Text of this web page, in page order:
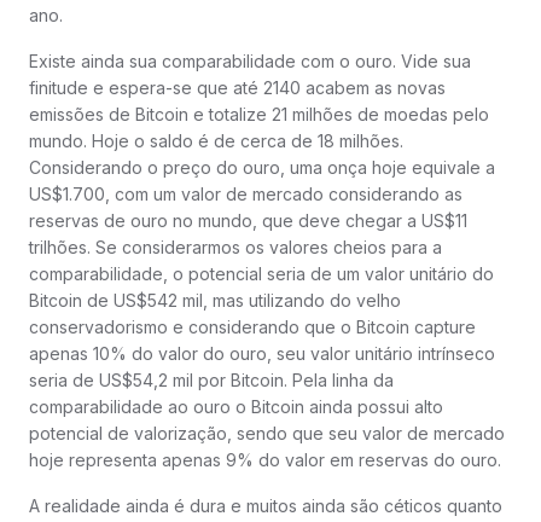
ano.
Existe ainda sua comparabilidade com o ouro. Vide sua
finitude e espera-se que até 2140 acabem as novas
emissões de Bitcoin e totalize 21 milhões de moedas pelo
mundo. Hoje o saldo é de cerca de 18 milhões.
Considerando o preço do ouro, uma onça hoje equivale a
US$1.700, com um valor de mercado considerando as
reservas de ouro no mundo, que deve chegar a US$11
trilhões. Se considerarmos os valores cheios para a
comparabilidade, o potencial seria de um valor unitário do
Bitcoin de US$542 mil, mas utilizando do velho
conservadorismo e considerando que o Bitcoin capture
apenas 10% do valor do ouro, seu valor unitário intrínseco
seria de US$54,2 mil por Bitcoin. Pela linha da
comparabilidade ao ouro o Bitcoin ainda possui alto
potencial de valorização, sendo que seu valor de mercado
hoje representa apenas 9% do valor em reservas do ouro.
A realidade ainda é dura e muitos ainda são céticos quanto